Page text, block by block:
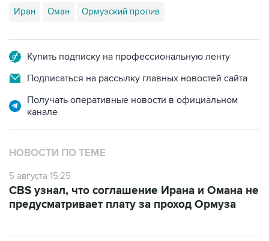
Иран Оман Ормузский пролив
Купить подписку на профессиональную ленту
Подписаться на рассылку главных новостей сайта
Получать оперативные новости в официальном
канале
НОВОСТИ ПО ТЕМЕ
5 августа 15:25
CBS узнал, что соглашение Ирана и Омана не
предусматривает плату за проход Ормуза